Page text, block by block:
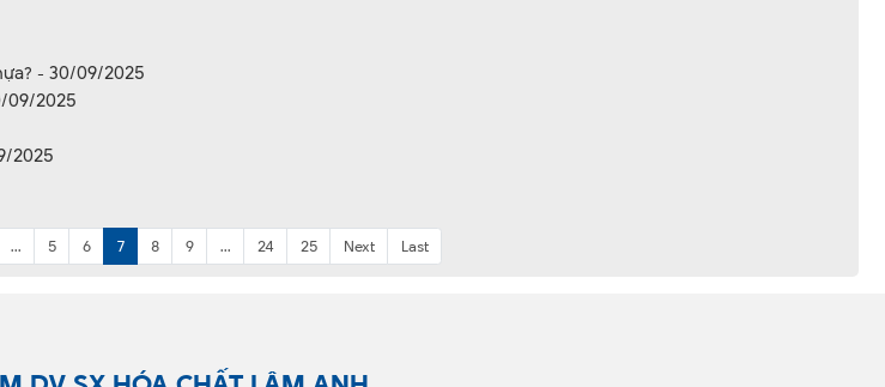
- 30/09/2025
09/2025
2025
... 5 6 7 8 9 ... 24 25 Next Last